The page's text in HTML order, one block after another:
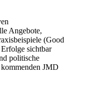
Angebote,
(Good
sichtbar
politische
JMD